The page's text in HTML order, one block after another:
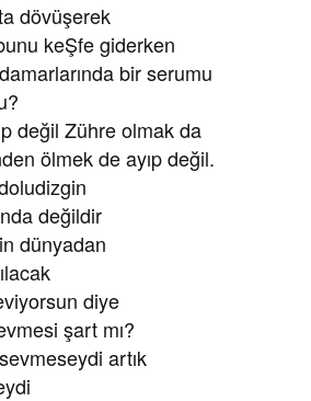
dövüşerek
keŞfe giderken
bir serumu
değil Zühre olmak da
ölmek de ayıp değil.
değildir
dünyadan
diye
şart mı?
artık